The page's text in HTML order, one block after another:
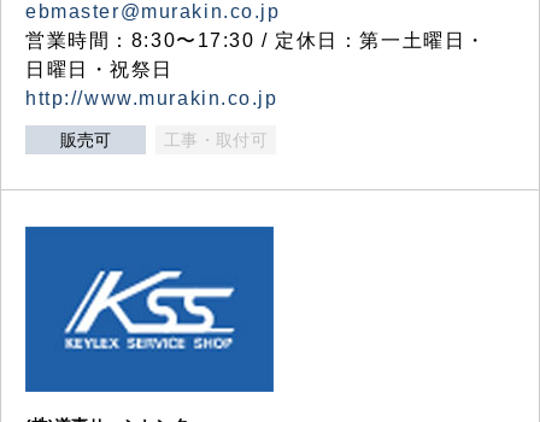
ebmaster@murakin.co.jp
営業時間：8:30〜17:30 / 定休日：第一土曜日・
日曜日・祝祭日
http://www.murakin.co.jp
販売可 工事・取付可